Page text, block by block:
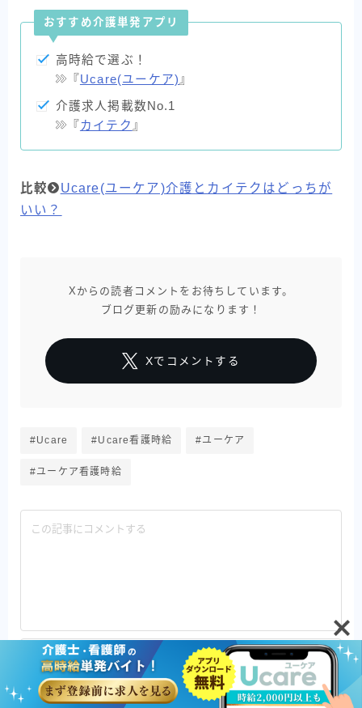
おすすめ介護単発アプリ
高時給で選ぶ！
『Ucare(ユーケア) 』
介護求人掲載数No.1
『カイテク 』
比較
Ucare(ユーケア)介護とカイテクはどっちが
いい？
Xからの読者コメントをお待ちしています。
ブログ更新の励みになります！
Xでコメントする
#Ucare #Ucare看護時給 #ユーケア
#ユーケア看護時給